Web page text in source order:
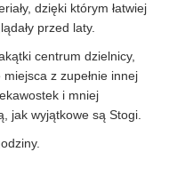
dzięki którym łatwiej
przed laty.
centrum dzielnicy,
z zupełnie innej
i mniej
jak wyjątkowe są Stogi.